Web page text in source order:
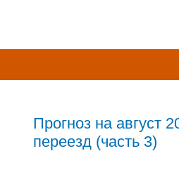
Прогноз на август
переезд (часть 3)